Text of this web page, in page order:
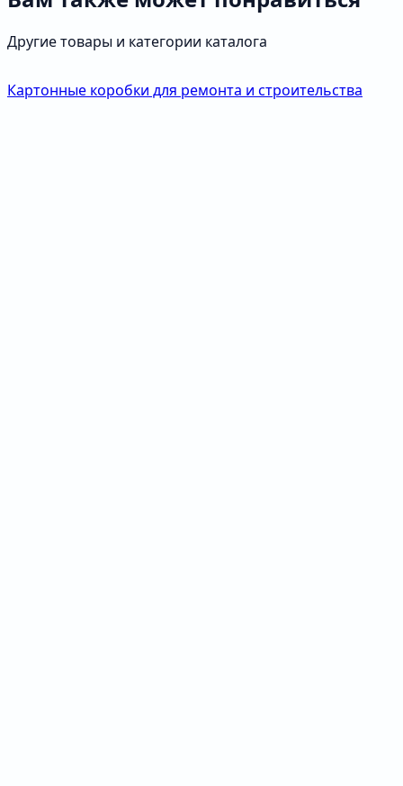
Другие товары и категории каталога
Картонные коробки для ремонта и строительства